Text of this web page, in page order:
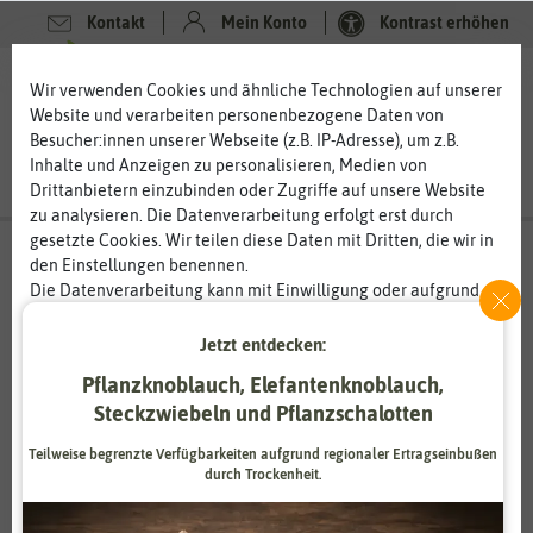
Kontakt Mein Konto Kontrast erhöhen
Wir verwenden Cookies und ähnliche Technologien auf unserer
Website und verarbeiten personenbezogene Daten von
Besucher:innen unserer Webseite (z.B. IP-Adresse), um z.B.
Inhalte und Anzeigen zu personalisieren, Medien von
Drittanbietern einzubinden oder Zugriffe auf unsere Website
zu analysieren. Die Datenverarbeitung erfolgt erst durch
gesetzte Cookies. Wir teilen diese Daten mit Dritten, die wir in
den Einstellungen benennen.
Die Datenverarbeitung kann mit Einwilligung oder aufgrund
eines berechtigten Interesses erfolgen. Die Zustimmung kann
erteilt oder abgelehnt werden. Es besteht das Recht, nicht
Zeitpunkt zu ändern oder zu widerrufen. Weitere
Informationen zur Verwendung personenbezogener Daten und
Essenziell Statistik
Jetzt entdecken:
Pflanzknoblauch, Elefantenknoblauch,
Steckzwiebeln und Pflanzschalotten
Teilweise begrenzte Verfügbarkeiten aufgrund regionaler Ertragseinbußen
durch Trockenheit.